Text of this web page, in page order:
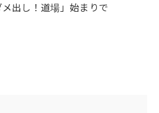
出し！道場」始まりで